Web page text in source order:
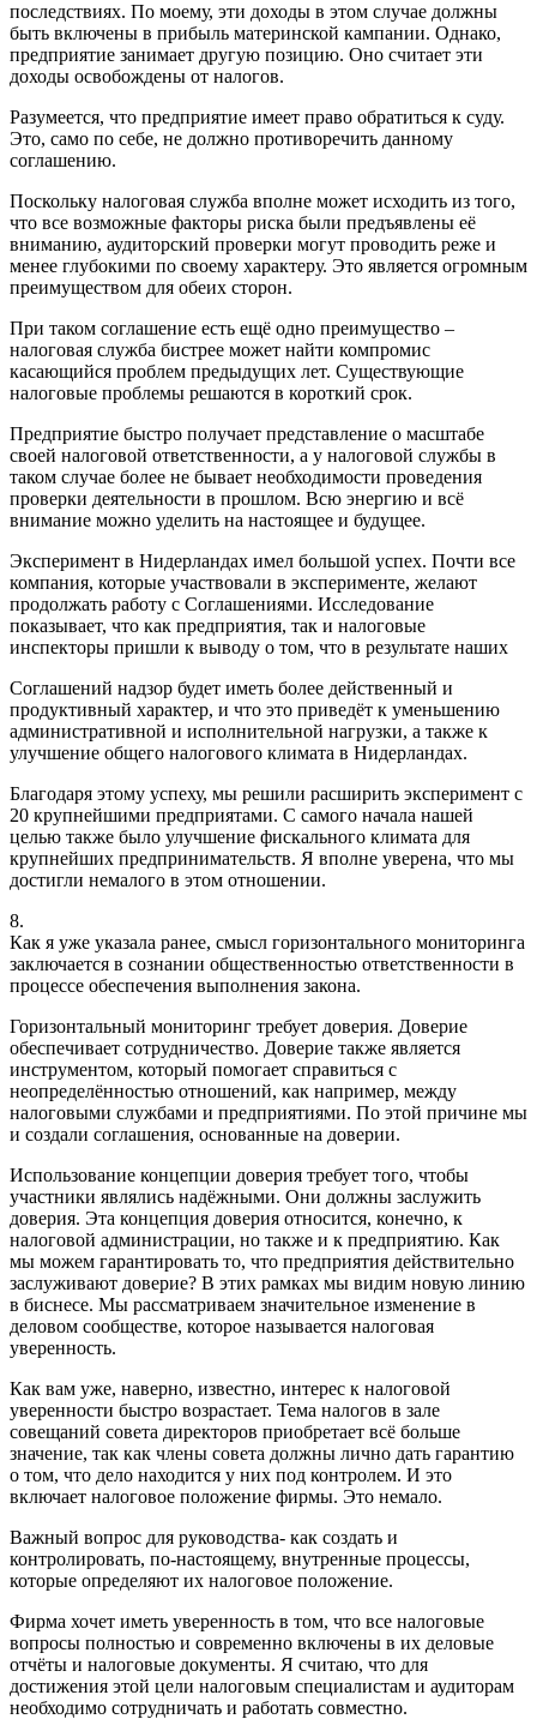
последствиях. По моему, эти доходы в этом случае должны
быть включены в прибыль материнской кампании. Однако,
предприятие занимает другую позицию. Оно считает эти
доходы освобождены от налогов.
Разумеется, что предприятие имеет право обратиться к суду.
Это, само по себе, не должно противоречить данному
соглашению.
Поскольку налоговая служба вполне может исходить из того,
что все возможные факторы риска были предъявлены её
вниманию, аудиторский проверки могут проводить реже и
менее глубокими по своему характеру. Это является огромным
преимуществом для обеих сторон.
При таком соглашение есть ещё одно преимущество –
налоговая служба бистрее может найти компромис
касающийся проблем предыдущих лет. Существующие
налоговые проблемы решаются в короткий срок.
Предприятие быстро получает представление о масштабе
своей налоговой ответственности, а у налоговой службы в
таком случае более не бывает необходимости проведения
проверки деятельности в прошлом. Всю энергию и всё
внимание можно уделить на настоящее и будущее.
Эксперимент в Нидерландах имел большой успех. Почти все
компания, которые участвовали в эксперименте, желают
продолжать работу с Соглашениями. Исследование
показывает, что как предприятия, так и налоговые
инспекторы пришли к выводу о том, что в результате наших
Соглашений надзор будет иметь более действенный и
продуктивный характер, и что это приведёт к уменьшению
административной и исполнительной нагрузки, а также к
улучшение общего налогового климата в Нидерландах.
Благодаря этому успеху, мы решили расширить эксперимент с
20 крупнейшими предприятами. С самого начала нашей
целью также было улучшение фискального климата для
крупнейших предпринимательств. Я вполне уверена, что мы
достигли немалого в этом отношении.
8.
Как я уже указала ранее, смысл горизонтального мониторинга
заключается в сознании общественностью ответственности в
процессе обеспечения выполнения закона.
Горизонтальный мониторинг требует доверия. Доверие
обеспечивает сотрудничество. Доверие также является
инструментом, который помогает справиться с
неопределённостью отношений, как например, между
налоговыми службами и предприятиями. По этой причине мы
и создали соглашения, основанные на доверии.
Использование концепции доверия требует того, чтобы
участники являлись надёжными. Они должны заслужить
доверия. Эта концепция доверия относится, конечно, к
налоговой администрации, но также и к предприятию. Как
мы можем гарантировать то, что предприятия действительно
заслуживают доверие? В этих рамках мы видим новую линию
в биснесе. Мы рассматриваем значительное изменение в
деловом сообществе, которое называется налоговая
уверенность.
Как вам уже, наверно, известно, интерес к налоговой
уверенности быстро возрастает. Тема налогов в зале
совещаний совета директоров приобретает всё больше
значение, так как члены совета должны лично дать гарантию
о том, что дело находится у них под контролем. И это
включает налоговое положение фирмы. Это немало.
Важный вопрос для руководства- как создать и
контролировать, по-настоящему, внутренные процессы,
которые определяют их налоговое положение.
Фирма хочет иметь уверенность в том, что все налоговые
вопросы полностью и современно включены в их деловые
отчёты и налоговые документы. Я считаю, что для
достижения этой цели налоговым специалистам и аудиторам
необходимо сотрудничать и работать совместно.